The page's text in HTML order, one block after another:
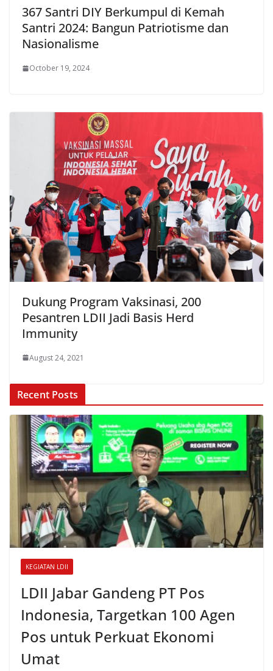
367 Santri DIY Berkumpul di Kemah
Santri 2024: Bangun Patriotisme dan
Nasionalisme
October 19, 2024
Dukung Program Vaksinasi, 200
Pesantren LDII Jadi Basis Herd
Immunity
August 24, 2021
Recent Posts
KEGIATAN LDII
LDII Jabar Gandeng PT Pos
Indonesia, Targetkan 100 Agen
Pos untuk Perkuat Ekonomi
Umat